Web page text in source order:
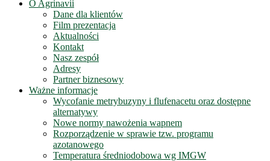
O Agrinavii
Dane dla klientów
Film prezentacja
Aktualności
Kontakt
Nasz zespół
Adresy
Partner biznesowy
Ważne informacje
Wycofanie metrybuzyny i flufenacetu oraz dostępne
alternatywy
Nowe normy nawożenia wapnem
Rozporządzenie w sprawie tzw. programu
azotanowego
Temperatura średniodobowa wg IMGW